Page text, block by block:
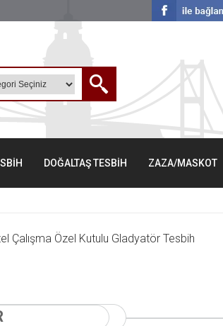
DOĞALTAŞ TESBİH ZAZA/MASKOT
Çalışma Özel Kutulu Gladyatör Tesbih